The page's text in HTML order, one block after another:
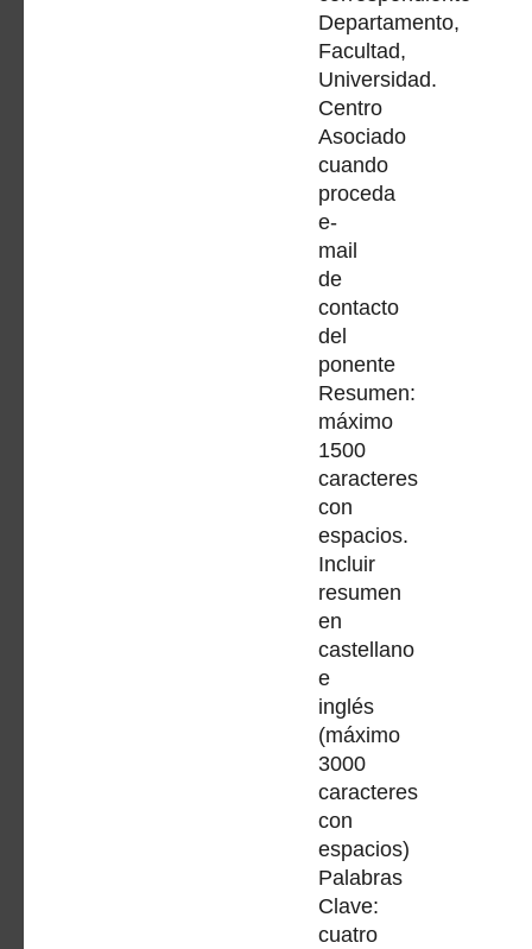
Departamento,
Facultad,
Universidad.
Centro
Asociado
cuando
proceda
e-
mail
de
contacto
del
ponente
Resumen:
máximo
1500
caracteres
con
espacios.
Incluir
resumen
en
castellano
e
inglés
(máximo
3000
caracteres
con
espacios)
Palabras
Clave:
cuatro